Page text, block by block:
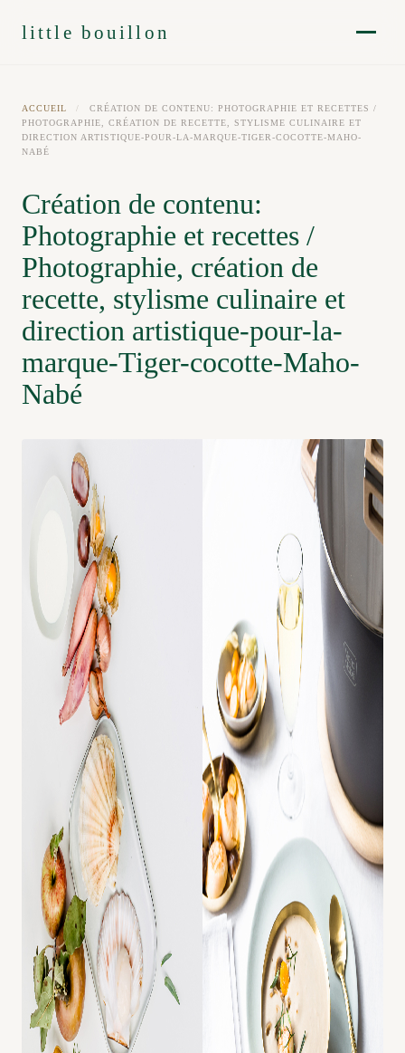
little bouillon
ACCUEIL /
CRÉATION DE CONTENU: PHOTOGRAPHIE ET RECETTES /
PHOTOGRAPHIE, CRÉATION DE RECETTE, STYLISME CULINAIRE ET
DIRECTION ARTISTIQUE-POUR-LA-MARQUE-TIGER-COCOTTE-MAHO-
NABÉ
Création de contenu:
Photographie et recettes /
Photographie, création de
recette, stylisme culinaire et
direction artistique-pour-la-
marque-Tiger-cocotte-Maho-
Nabé